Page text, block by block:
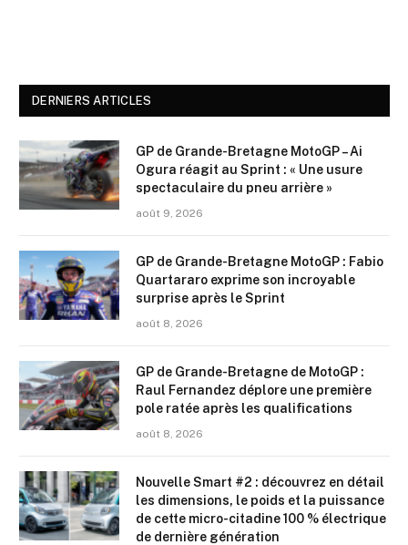
DERNIERS ARTICLES
GP de Grande-Bretagne MotoGP – Ai
Ogura réagit au Sprint : « Une usure
spectaculaire du pneu arrière »
août 9, 2026
GP de Grande-Bretagne MotoGP : Fabio
Quartararo exprime son incroyable
surprise après le Sprint
août 8, 2026
GP de Grande-Bretagne de MotoGP :
Raul Fernandez déplore une première
pole ratée après les qualifications
août 8, 2026
Nouvelle Smart #2 : découvrez en détail
les dimensions, le poids et la puissance
de cette micro-citadine 100 % électrique
de dernière génération